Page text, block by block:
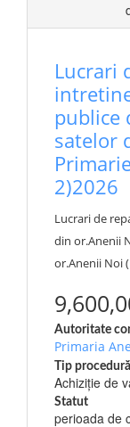
Lucrari
publice
satelor
2)2026
Lucrari de
din or.Anenii
or.Anenii Noi
Autoritate
Primaria
Tip procedură
Achiziție de
Statut
perioada de